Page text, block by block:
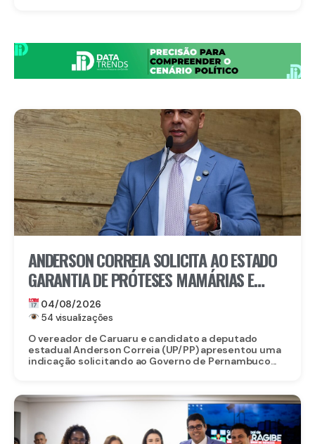
ANDERSON CORREIA SOLICITA AO ESTADO
GARANTIA DE PRÓTESES MAMÁRIAS E
RECONSTRUÇÃO PARA MULHERES QUE
VENCERAM O CÂNCER
04/08/2026
54 visualizações
O vereador de Caruaru e candidato a deputado
estadual Anderson Correia (UP/PP) apresentou uma
indicação solicitando ao Governo de Pernambuco...